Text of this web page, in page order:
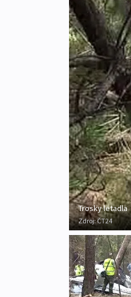
Trosky letadla
Zdroj:ČT24